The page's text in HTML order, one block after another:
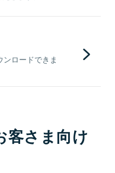
ロードできま
客さま向け